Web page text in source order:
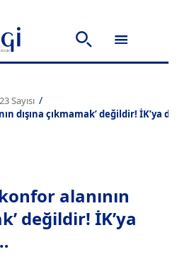
Sayısı
dışına çıkmamak’ değildir! İK’ya
alanının
değildir! İK’ya